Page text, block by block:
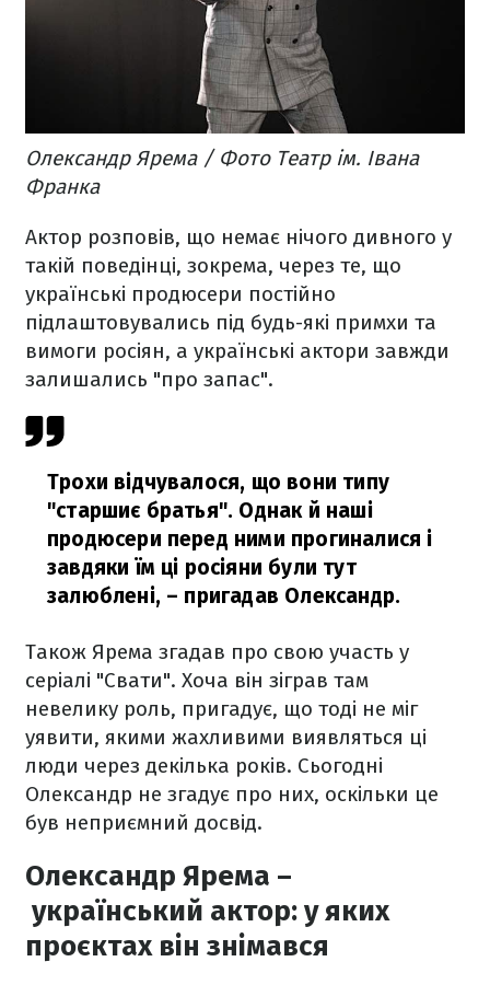
Олександр Ярема / Фото Театр ім. Івана
Франка
Актор розповів, що немає нічого дивного у
такій поведінці, зокрема, через те, що
українські продюсери постійно
підлаштовувались під будь-які примхи та
вимоги росіян, а українські актори завжди
залишались "про запас".
Трохи відчувалося, що вони типу
"старшиє братья". Однак й наші
продюсери перед ними прогиналися і
завдяки їм ці росіяни були тут
залюблені, – пригадав Олександр.
Також Ярема згадав про свою участь у
серіалі "Свати". Хоча він зіграв там
невелику роль, пригадує, що тоді не міг
уявити, якими жахливими виявляться ці
люди через декілька років. Сьогодні
Олександр не згадує про них, оскільки це
був неприємний досвід.
Олександр Ярема –
український актор: у яких
проєктах він знімався